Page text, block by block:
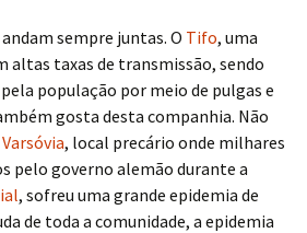
andam sempre juntas. O Tifo, uma
altas taxas de transmissão, sendo
população por meio de pulgas e
gosta desta companhia. Não
, local precário onde milhares
pelo governo alemão durante a
, sofreu uma grande epidemia de
de toda a comunidade, a epidemia